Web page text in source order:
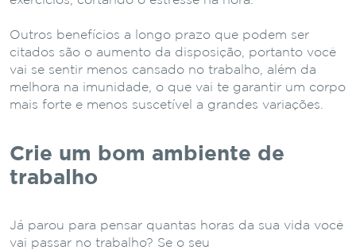
Outros benefícios a longo prazo que podem ser
citados são o aumento da disposição, portanto você
vai se sentir menos cansado no trabalho, além da
melhora na imunidade, o que vai te garantir um corpo
mais forte e menos suscetível a grandes variações.
Crie um bom ambiente de
trabalho
Já parou para pensar quantas horas da sua vida você
vai passar no trabalho? Se o seu